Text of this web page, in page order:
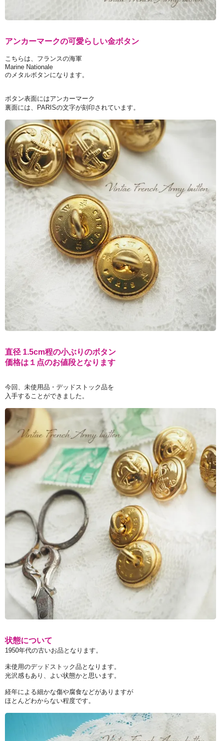
アンカーマークの可愛らしい金ボタン
こちらは、フランスの海軍
Marine Nationale
のメタルボタンになります。
ボタン表面にはアンカーマーク
裏面には、PARISの文字が刻印されています。
直径 1.5cm程の小ぶりのボタン
価格は１点のお値段となります
今回、未使用品・デッドストック品を
入手することができました。
状態について
1950年代の古いお品となります。
未使用のデッドストック品となります。
光沢感もあり、よい状態かと思います。
経年による細かな傷や腐食などがありますが
ほとんどわからない程度です。